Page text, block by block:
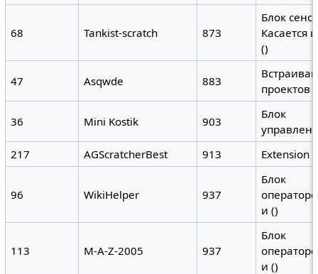
68 Tankist-scratch 873
Блок
Касается
()
47 Asqwde 883
проектов
36 Mini Kostik 903
Блок
217
AGScratcherBest 913 Extension
96 WikiHelper 937
Блок
и ()
113 M-A-Z-2005 937
Блок
и ()